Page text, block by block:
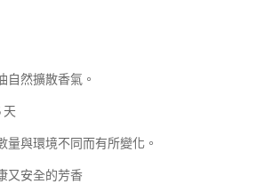
自然擴散香氣。
天
量與環境不同而有所變化。
又安全的芳香